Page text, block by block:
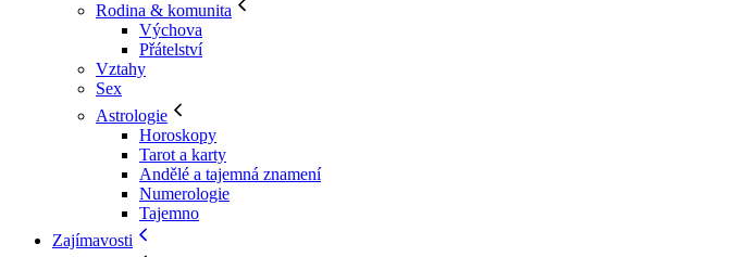
Rodina & komunita
Výchova
Přátelství
Vztahy
Sex
Astrologie
Horoskopy
Tarot a karty
Andělé a tajemná znamení
Numerologie
Tajemno
Zajímavosti